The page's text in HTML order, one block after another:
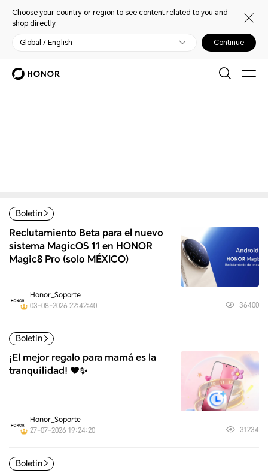
Choose your country or region to see content related to you and
shop directly.
Global / English Continue
Home My HONOR
Open
Boletín
Reclutamiento Beta para el nuevo
sistema MagicOS 11 en HONOR
Magic8 Pro (solo MÉXICO)
Honor_Soporte
03-08-2026 22:42:40
36400
Boletín
¡El mejor regalo para mamá es la
tranquilidad! ❤️✨
Honor_Soporte
27-07-2026 19:24:20
31234
Boletín